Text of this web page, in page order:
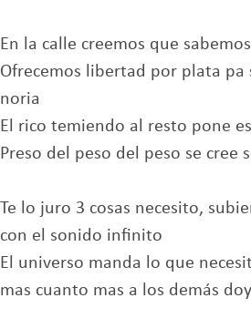
En la calle creemos que
Ofrecemos libertad por plata pa
noria
El rico temiendo al resto pone
Preso del peso del peso se cree
Te lo juro 3 cosas necesito,
con el sonido infinito
El universo manda lo que
mas cuanto mas a los demás doy